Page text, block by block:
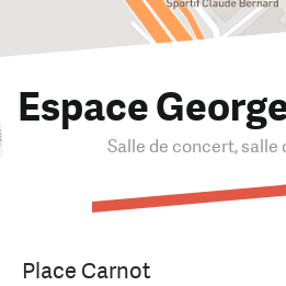
Espace
Salle de concert, salle
Place Carnot